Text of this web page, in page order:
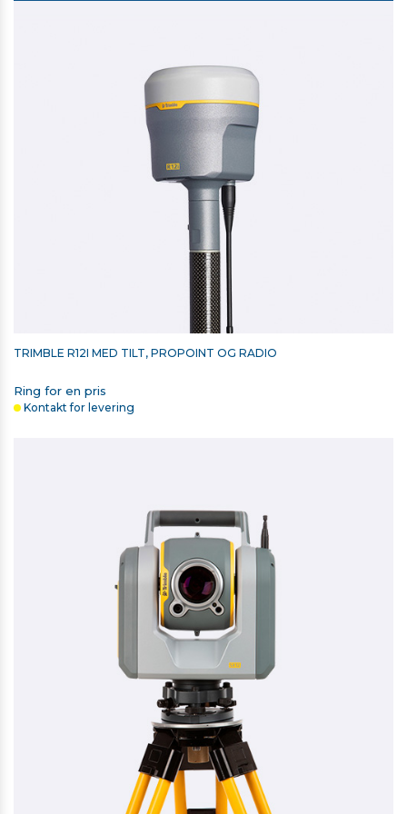
TRIMBLE LI-ION BATTERI TIL
3.150,00 kr. ekskl. moms
BESKYTTELSESGLAS TIL T10X/T110
263,00 kr. ekskl. moms
TRIMBLE R12I MED TILT, PROPOINT OG RADIO
Ring for en pris
Kontakt for levering